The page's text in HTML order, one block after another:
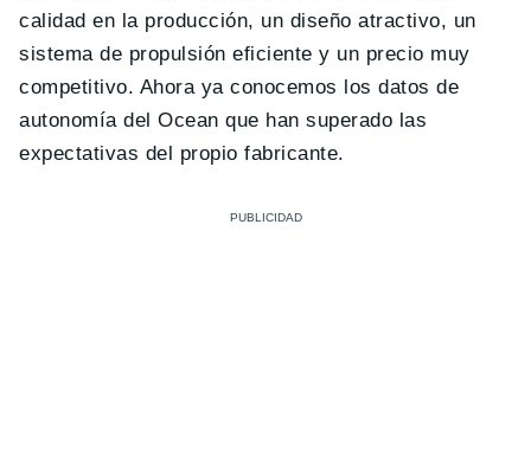
calidad en la producción, un diseño atractivo, un
sistema de propulsión eficiente y un precio muy
competitivo. Ahora ya conocemos los datos de
autonomía del Ocean que han superado las
expectativas del propio fabricante.